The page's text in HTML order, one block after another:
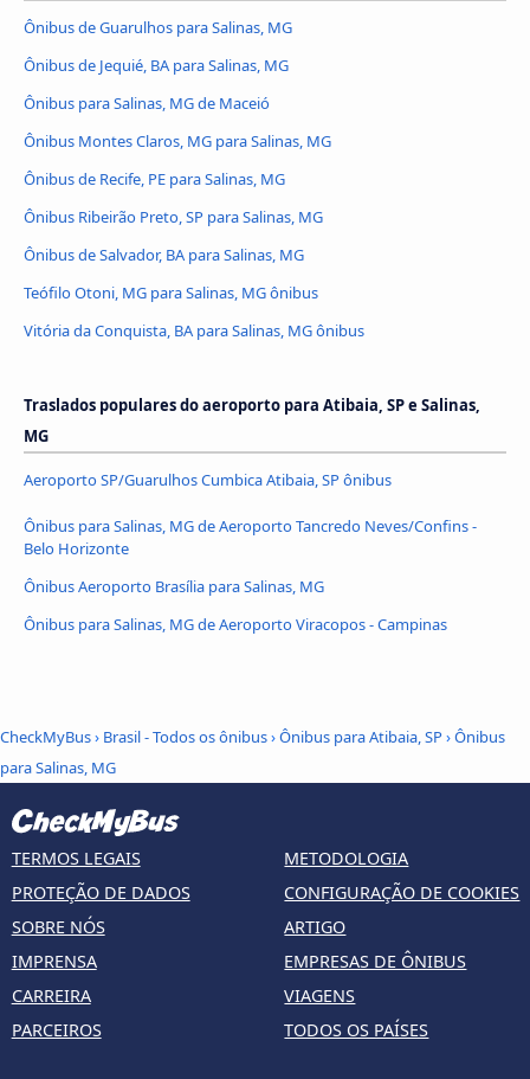
Ônibus de Guarulhos para Salinas, MG
Ônibus de Jequié, BA para Salinas, MG
Ônibus para Salinas, MG de Maceió
Ônibus Montes Claros, MG para Salinas, MG
Ônibus de Recife, PE para Salinas, MG
Ônibus Ribeirão Preto, SP para Salinas, MG
Ônibus de Salvador, BA para Salinas, MG
Teófilo Otoni, MG para Salinas, MG ônibus
Vitória da Conquista, BA para Salinas, MG ônibus
Traslados populares do aeroporto para Atibaia, SP e Salinas,
MG
Aeroporto SP/Guarulhos Cumbica Atibaia, SP ônibus
Ônibus para Salinas, MG de Aeroporto Tancredo Neves/Confins -
Belo Horizonte
Ônibus Aeroporto Brasília para Salinas, MG
Ônibus para Salinas, MG de Aeroporto Viracopos - Campinas
CheckMyBus› Brasil - Todos os ônibus›Ônibus para Atibaia, SP›Ônibus
para Salinas, MG
TERMOS LEGAIS
PROTEÇÃO DE DADOS
SOBRE NÓS
IMPRENSA
CARREIRA
PARCEIROS
METODOLOGIA
CONFIGURAÇÃO DE COOKIES
ARTIGO
EMPRESAS DE ÔNIBUS
VIAGENS
TODOS OS PAÍSES